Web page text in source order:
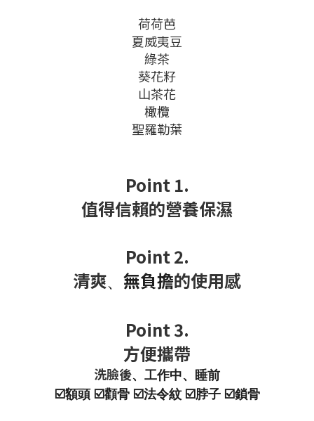
荷荷芭
夏威夷豆
綠茶
葵花籽
山茶花
橄欖
聖羅勒葉
Point 1.
值得信賴的營養保濕
Point 2.
清爽、 無負擔的使用感
Point 3.
方便攜帶
洗臉後、工作中、睡前
☑️額頭 ☑️顴骨 ☑️法令紋 ☑️脖子 ☑️鎖骨